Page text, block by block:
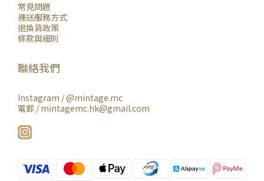
常見問題
運送服務方式
退換貨政策
條款與細則
聯絡我們
Instagram /@mintage.mc
電郵 / mintagemc.hk@gmail.com